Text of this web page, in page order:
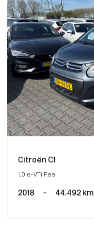
Citroën C1
1.0 e-VTi Feel
2018 - 44.492 km